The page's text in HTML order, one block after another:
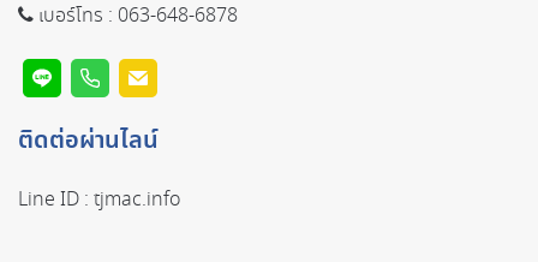
เบอร์โทร : 063-648-6878
ติดต่อผ่านไลน์
Line ID : tjmac.info